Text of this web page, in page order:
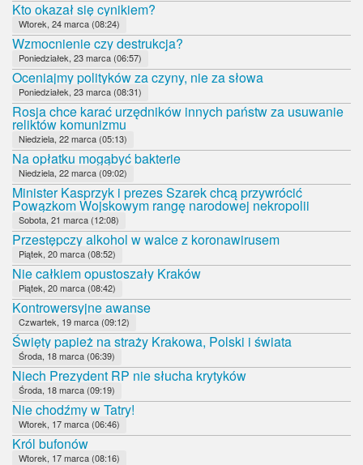
Kto okazał się cynikiem?
Wtorek, 24 marca (08:24)
Wzmocnienie czy destrukcja?
Poniedziałek, 23 marca (06:57)
Oceniajmy polityków za czyny, nie za słowa
Poniedziałek, 23 marca (08:31)
Rosja chce karać urzędników innych państw za usuwanie
reliktów komunizmu
Niedziela, 22 marca (05:13)
Na opłatku mogąbyć bakterie
Niedziela, 22 marca (09:02)
Minister Kasprzyk i prezes Szarek chcą przywrócić
Powązkom Wojskowym rangę narodowej nekropolii
Sobota, 21 marca (12:08)
Przestępczy alkohol w walce z koronawirusem
Piątek, 20 marca (08:52)
Nie całkiem opustoszały Kraków
Piątek, 20 marca (08:42)
Kontrowersyjne awanse
Czwartek, 19 marca (09:12)
Święty papież na straży Krakowa, Polski i świata
Środa, 18 marca (06:39)
Niech Prezydent RP nie słucha krytyków
Środa, 18 marca (09:19)
Nie chodźmy w Tatry!
Wtorek, 17 marca (06:46)
Król bufonów
Wtorek, 17 marca (08:16)